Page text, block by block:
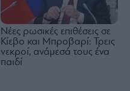
Νέες ρωσικές επιθέσεις σε
Κίεβο και Μπροβαρί: Τρεις
νεκροί, ανάμεσά τους ένα
παιδί